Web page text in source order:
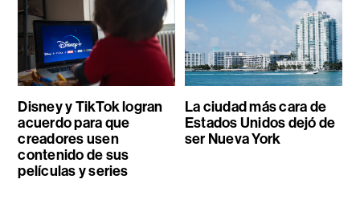
Disney y TikTok logran
acuerdo para que
creadores usen
contenido de sus
películas y series
La ciudad más cara de
Estados Unidos dejó de
ser Nueva York